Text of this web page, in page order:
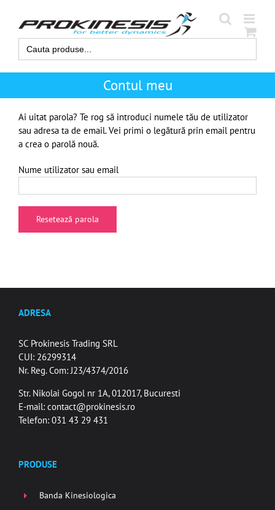
content
Search
for:
Contul meu
Ai uitat parola? Te rog să introduci numele tău de utilizator
sau adresa ta de email. Vei primi o legătură prin email pentru
a crea o parolă nouă.
Nume utilizator sau email
Resetează parola
ADRESA
SC Prokinesis Trading SRL
CUI: 26299314
Nr. Reg. Com: J23/4374/2016
Str. Nikolai Gogol nr 1A, 012017, Bucuresti
E-mail: contact@prokinesis.ro
Telefon: 031 43 29 431
PRODUSE
Banda Kinesiologica